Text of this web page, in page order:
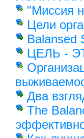
"Миссия
Цели
Balansed
ЦЕЛЬ -
Два
The